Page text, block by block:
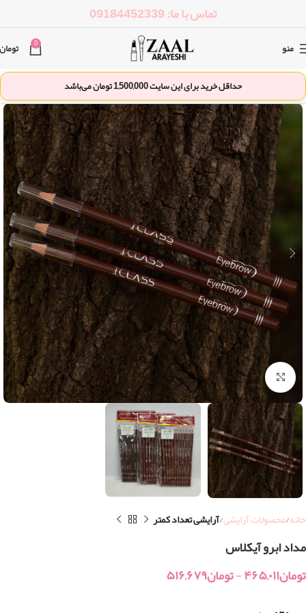
تماس با ما: 09184452339
منو 0 تومان
حداقل خرید برای این سایت1,500,000تومان می‌باشد
بزرگنمایی تصویر
خانه محصولات آرایشی آرایشی تعداد کمتر
مداد ابرو آیکلاس
تومان۴۶۵,۰۱۱-تومان۵۱۶,۶۷۹